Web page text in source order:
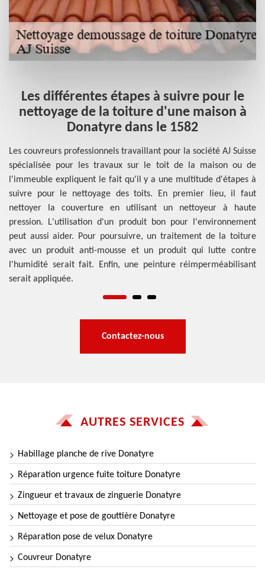
Les différentes étapes à suivre pour le
nettoyage de la toiture d'une maison à
Donatyre dans le 1582
Les couvreurs professionnels travaillant pour la société AJ Suisse
spécialisée pour les travaux sur le toit de la maison ou de
l'immeuble expliquent le fait qu'il y a une multitude d'étapes à
suivre pour le nettoyage des toits. En premier lieu, il faut
nettoyer la couverture en utilisant un nettoyeur à haute
pression. L'utilisation d'un produit bon pour l'environnement
peut aussi aider. Pour poursuivre, un traitement de la toiture
avec un produit anti-mousse et un produit qui lutte contre
l'humidité serait fait. Enfin, une peinture réimperméabilisant
serait appliquée.
Contactez-nous
AUTRES SERVICES
Habillage planche de rive Donatyre
Réparation urgence fuite toiture Donatyre
Zingueur et travaux de zinguerie Donatyre
Nettoyage et pose de gouttière Donatyre
Réparation pose de velux Donatyre
Couvreur Donatyre